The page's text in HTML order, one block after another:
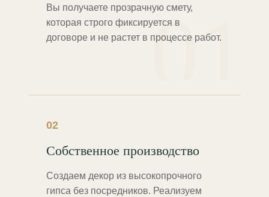
01
Вы получаете прозрачную смету,
которая строго фиксируется в
договоре и не растет в процессе работ.
02
Собственное производство
Создаем декор из высокопрочного
гипса без посредников. Реализуем